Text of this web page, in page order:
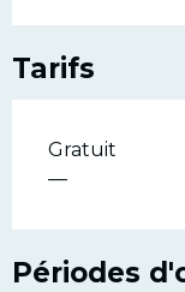
Tarifs
Gratuit
—
Périodes